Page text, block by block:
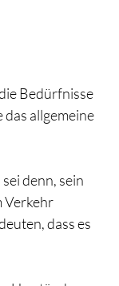
Bedürfnisse
allgemeine
denn, sein
Verkehr
dass es